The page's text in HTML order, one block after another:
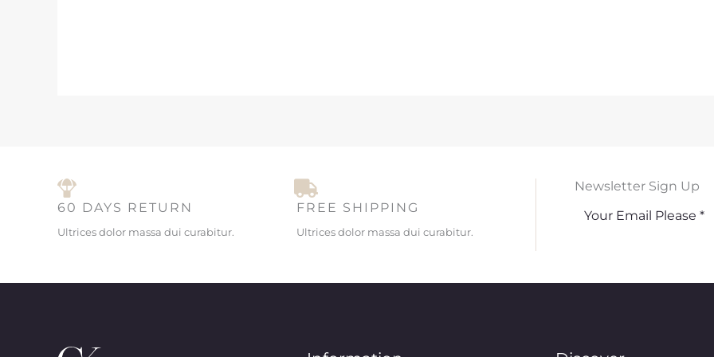
60 DAYS RETURN
Ultrices dolor massa dui curabitur.
FREE SHIPPING
Ultrices dolor massa dui curabitur.
Newsletter Sign Up